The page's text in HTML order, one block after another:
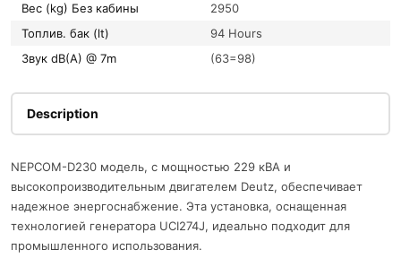
Вес (kg) Без кабины
2950
Топлив. бак (lt)
94 Hours
Звук dB(A) @ 7m
(63=98)
Description
NEPCOM-D230 модель, с мощностью 229 кВА и
высокопроизводительным двигателем Deutz, обеспечивает
надежное энергоснабжение. Эта установка, оснащенная
технологией генератора UCI274J, идеально подходит для
промышленного использования.